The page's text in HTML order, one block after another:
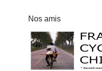
Nos amis